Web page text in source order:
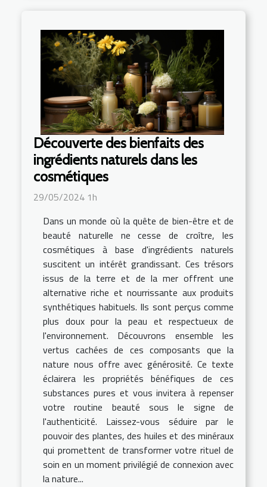
Découverte des bienfaits des
ingrédients naturels dans les
cosmétiques
29/05/2024 1h
Dans un monde où la quête de bien-être et de
beauté naturelle ne cesse de croître, les
cosmétiques à base d'ingrédients naturels
suscitent un intérêt grandissant. Ces trésors
issus de la terre et de la mer offrent une
alternative riche et nourrissante aux produits
synthétiques habituels. Ils sont perçus comme
plus doux pour la peau et respectueux de
l'environnement. Découvrons ensemble les
vertus cachées de ces composants que la
nature nous offre avec générosité. Ce texte
éclairera les propriétés bénéfiques de ces
substances pures et vous invitera à repenser
votre routine beauté sous le signe de
l'authenticité. Laissez-vous séduire par le
pouvoir des plantes, des huiles et des minéraux
qui promettent de transformer votre rituel de
soin en un moment privilégié de connexion avec
la nature...